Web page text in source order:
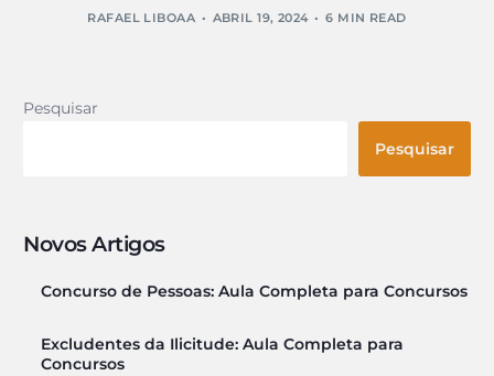
RAFAEL LIBOAA ABRIL 19, 2024 6 MIN READ
Pesquisar
Pesquisar
Novos Artigos
Concurso de Pessoas: Aula Completa para Concursos
Excludentes da Ilicitude: Aula Completa para
Concursos